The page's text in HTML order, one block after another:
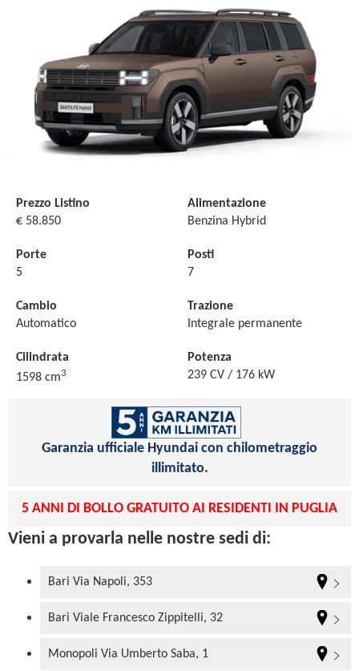
Prezzo Listino
€ 58.850
Alimentazione
Benzina Hybrid
Porte
5
Posti
7
Cambio
Automatico
Trazione
Integrale permanente
Cilindrata
1598 cm3
Potenza
239 CV / 176 kW
Garanzia ufficiale Hyundai con chilometraggio
illimitato.
5 ANNI DI BOLLO GRATUITO AI RESIDENTI IN PUGLIA
Vieni a provarla nelle nostre sedi di:
Bari Via Napoli, 353
Bari Viale Francesco Zippitelli, 32
Monopoli Via Umberto Saba, 1